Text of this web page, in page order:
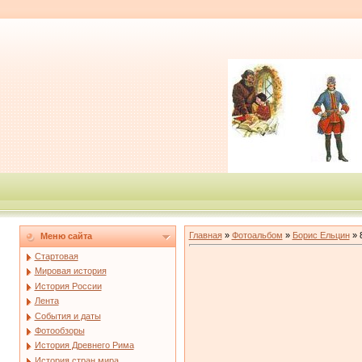
Меню сайта
Стартовая
Мировая история
История России
Лента
События и даты
Фотообзоры
История Древнего Рима
Главная» Фотоальбом » Борис Ельцин»